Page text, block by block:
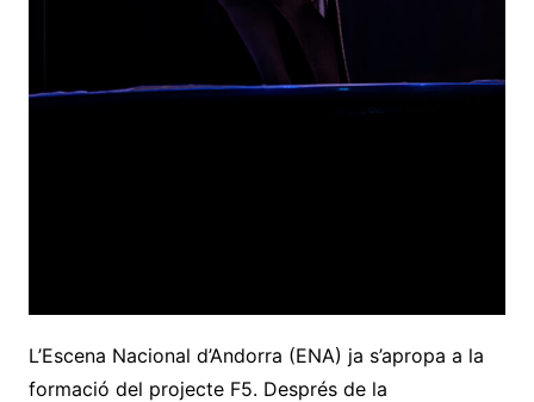
L’Escena Nacional d’Andorra (ENA) ja s’apropa a la
formació del projecte F5. Després de la